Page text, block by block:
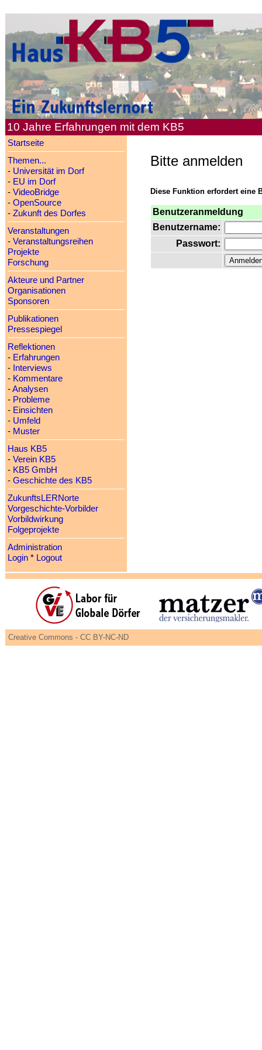
10 Jahre Erfahrungen mit dem KB5
Startseite
Themen...
- Universität im Dorf
- EU im Dorf
- VideoBridge
- OpenSource
- Zukunft des Dorfes
Veranstaltungen
- Veranstaltungsreihen
Projekte
Forschung
Akteure und Partner
Organisationen
Sponsoren
Publikationen
Pressespiegel
Reflektionen
- Erfahrungen
- Interviews
- Kommentare
-Analysen
- Probleme
- Einsichten
- Umfeld
- Muster
Haus KB5
- Verein KB5
- KB5 GmbH
- Geschichte des KB5
ZukunftsLERNorte
Vorgeschichte-Vorbilder
Vorbildwirkung
Folgeprojekte
Administration
Login* Logout
Bitte anmelden
Diese Funktion erfordert eine
Benutzeranmeldung
Benutzername:
Passwort:
Creative Commons - CC BY-NC-ND